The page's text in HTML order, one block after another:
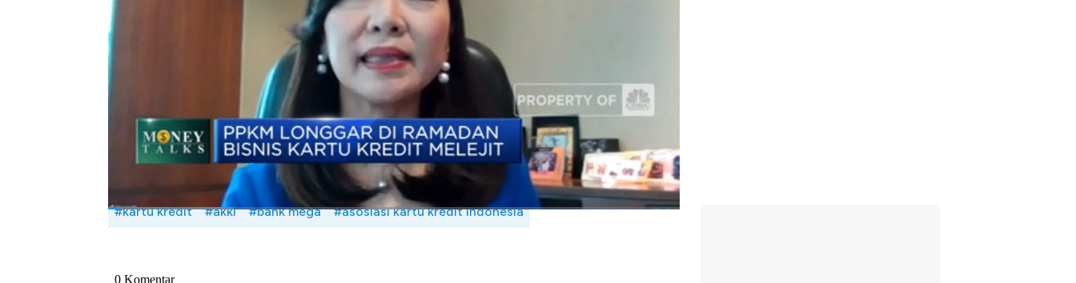
Seperti apa dampak pelonggaran PPKM ke bisnis kartu kredit? Selengkapnya simak dialog Anneke
Wijaya dengan Ketua Umum Asosiasi Kartu Kredit Indonesia, Okki Rushartomo dan Direktur
Consumer Banking
PT Bank Mega Tbk (MEGA) , Lay Diza Larentie dalam Power
Indonesia (Selasa, 05/04/2022)
Bagikan:
#kartu kredit #akki #bank mega #asosiasi kartu kredit indonesia